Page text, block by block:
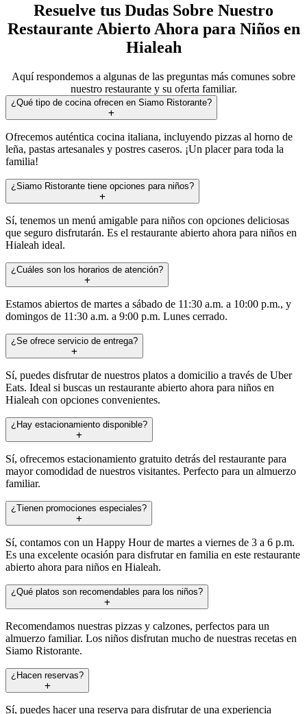
Resuelve tus Dudas Sobre Nuestro
Restaurante Abierto Ahora para Niños en
Hialeah
Aquí respondemos a algunas de las preguntas más comunes sobre
nuestro restaurante y su oferta familiar.
¿Qué tipo de cocina ofrecen en Siamo Ristorante?
Ofrecemos auténtica cocina italiana, incluyendo pizzas al horno de
leña, pastas artesanales y postres caseros. ¡Un placer para toda la
familia!
¿Siamo Ristorante tiene opciones para niños?
Sí, tenemos un menú amigable para niños con opciones deliciosas
que seguro disfrutarán. Es el restaurante abierto ahora para niños en
Hialeah ideal.
¿Cuáles son los horarios de atención?
Estamos abiertos de martes a sábado de 11:30 a.m. a 10:00 p.m., y
domingos de 11:30 a.m. a 9:00 p.m. Lunes cerrado.
¿Se ofrece servicio de entrega?
Sí, puedes disfrutar de nuestros platos a domicilio a través de Uber
Eats. Ideal si buscas un restaurante abierto ahora para niños en
Hialeah con opciones convenientes.
¿Hay estacionamiento disponible?
Sí, ofrecemos estacionamiento gratuito detrás del restaurante para
mayor comodidad de nuestros visitantes. Perfecto para un almuerzo
familiar.
¿Tienen promociones especiales?
Sí, contamos con un Happy Hour de martes a viernes de 3 a 6 p.m.
Es una excelente ocasión para disfrutar en familia en este restaurante
abierto ahora para niños en Hialeah.
¿Qué platos son recomendables para los niños?
Recomendamos nuestras pizzas y calzones, perfectos para un
almuerzo familiar. Los niños disfrutan mucho de nuestras recetas en
Siamo Ristorante.
¿Hacen reservas?
Sí, puedes hacer una reserva para disfrutar de una experiencia